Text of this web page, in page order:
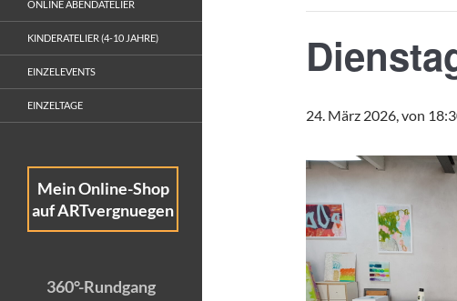
24. März 2026, von
ONLINE ABENDATELIER
KINDERATELIER (4-10 JAHRE)
EINZELEVENTS
EINZELTAGE
Mein Online-Shop
auf ARTvergnuegen
360°-Rundgang